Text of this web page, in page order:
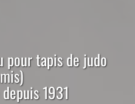
pourtapis de judo
1931